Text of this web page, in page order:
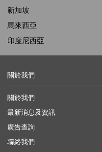
新加坡
馬來西亞
印度尼西亞
關於我們
關於我們
最新消息及資訊
廣告查詢
聯絡我們